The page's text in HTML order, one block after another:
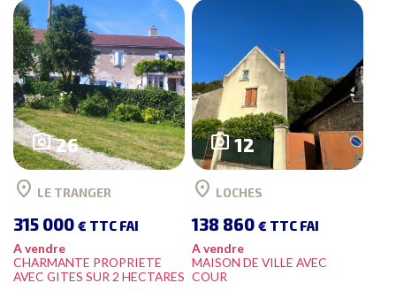
photo_camera26
location_on LE TRANGER
315 000€ TTC FAI
A vendre
CHARMANTE PROPRIETE
AVEC GITES SUR 2 HECTARES
photo_camera12
location_on LOCHES
138 860€ TTC FAI
A vendre
MAISON DE VILLE AVEC
COUR